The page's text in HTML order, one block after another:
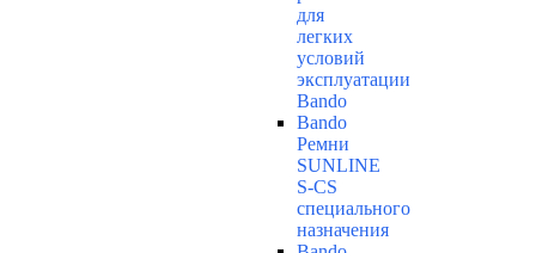
для
легких
условий
эксплуатации
Bando
Bando
Ремни
SUNLINE
S-CS
специального
назначения